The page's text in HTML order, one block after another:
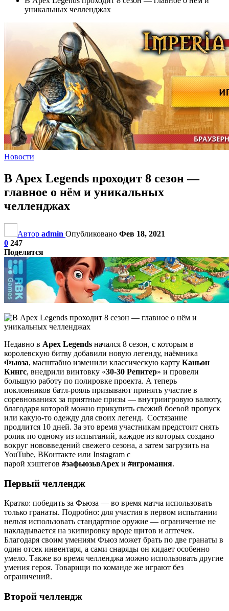
уникальных челленджах
Новости
В Apex Legends проходит 8 сезон —
главное о нём и уникальных
челленджах
Автор admin Опубликовано Фев 18, 2021
0 247
Поделится
Недавно в Apex Legends начался 8 сезон, с которым в
королевскую битву добавили новую легенду, наёмника
Фьюза, масштабно изменили классическую карту Каньон
Кингс, внедрили винтовку «30-30 Репитер» и провели
большую работу по полировке проекта. А теперь
поклонников батл-рояль призывают принять участие в
соревнованиях за приятные призы — внутриигровую валюту,
благодаря которой можно прикупить свежий боевой пропуск
или какую-то одежду для своих легенд. Состязание
продлится 10 дней. За это время участникам предстоит снять
ролик по одному из испытаний, каждое из которых создано
вокруг нововведений свежего сезона, а затем загрузить на
YouTube, ВКонтакте или Instagram с
парой хэштегов #зафьюзьвApex и #игромания.
Первый челлендж
Кратко: победить за Фьюза — во время матча использовать
только гранаты. Подробно: для участия в первом испытании
нельзя использовать стандартное оружие — ограничение не
накладывается на экипировку вроде щитов и аптечек.
Благодаря своим умениям Фьюз может брать по две гранаты в
один отсек инвентаря, а сами снаряды он кидает особенно
умело. Также во время челленджа можно использовать другие
умения героя. Товарищи по команде же играют без
ограничений.
Второй челлендж